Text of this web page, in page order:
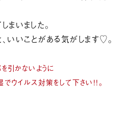
ました。
とがある気がします♡。
引かないように
ウイルス対策をして下さい！！。